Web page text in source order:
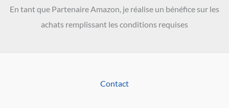
En tant que Partenaire Amazon, je réalise un bénéfice sur les
achats remplissant les conditions requises
Contact